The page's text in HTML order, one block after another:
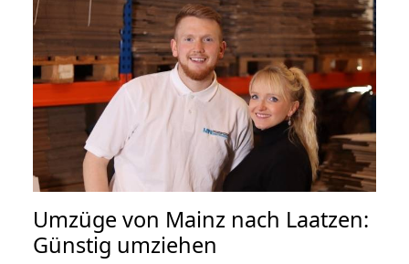
Umzüge von Mainz nach Laatzen:
Günstig umziehen